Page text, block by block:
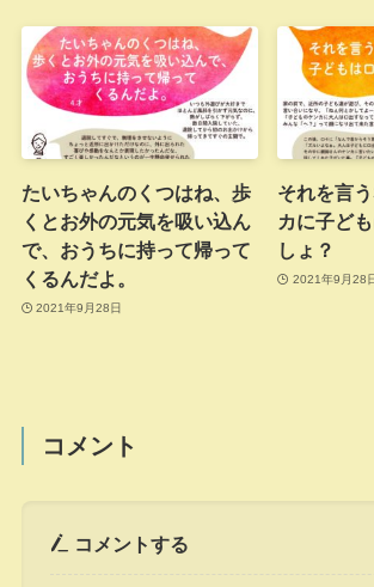
たいちゃんのくつはね、歩
くとお外の元気を吸い込ん
で、おうちに持って帰って
くるんだよ。
2021年9月28日
それを言
カに子ど
しょ？
2021年9月28
コメント
コメントする